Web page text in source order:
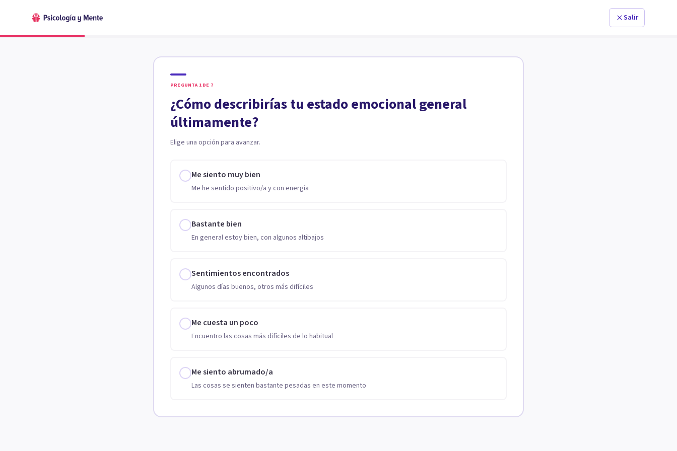
Salir
PREGUNTA 1 DE 7
¿Cómo describirías tu estado emocional general
últimamente?
Elige una opción para avanzar.
Me siento muy bien
Me he sentido positivo/a y con energía
Bastante bien
En general estoy bien, con algunos altibajos
Sentimientos encontrados
Algunos días buenos, otros más difíciles
Me cuesta un poco
Encuentro las cosas más difíciles de lo habitual
Me siento abrumado/a
Las cosas se sienten bastante pesadas en este momento